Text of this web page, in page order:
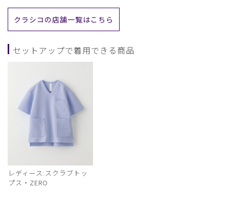
クラシコの店舗一覧はこちら
セットアップで着用できる商品
レディース:スクラブトッ
プス・ZERO